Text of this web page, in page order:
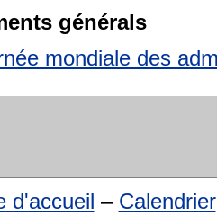
générals
mondiale des
d'accueil – Calendrier